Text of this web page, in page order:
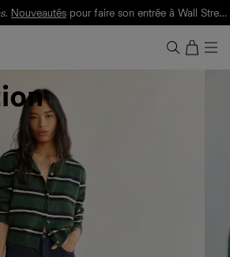
. Nouveautés pour faire son entrée à Wall Street.